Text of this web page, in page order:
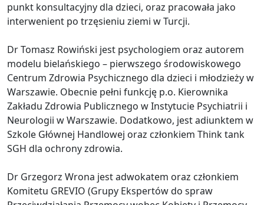
punkt konsultacyjny dla dzieci, oraz pracowała jako
interwenient po trzęsieniu ziemi w Turcji.
Dr Tomasz Rowiński jest psychologiem oraz autorem
modelu bielańskiego – pierwszego środowiskowego
Centrum Zdrowia Psychicznego dla dzieci i młodzieży w
Warszawie. Obecnie pełni funkcję p.o. Kierownika
Zakładu Zdrowia Publicznego w Instytucie Psychiatrii i
Neurologii w Warszawie. Dodatkowo, jest adiunktem w
Szkole Głównej Handlowej oraz członkiem Think tank
SGH dla ochrony zdrowia.
Dr Grzegorz Wrona jest adwokatem oraz członkiem
Komitetu GREVIO (Grupy Ekspertów do spraw